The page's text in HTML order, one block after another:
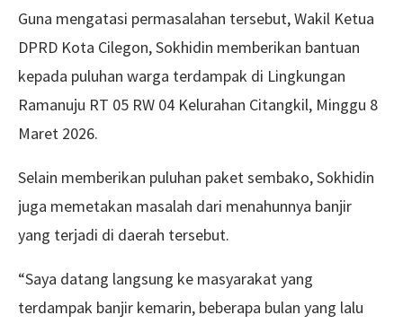
Guna mengatasi permasalahan tersebut, Wakil Ketua
DPRD Kota Cilegon, Sokhidin memberikan bantuan
kepada puluhan warga terdampak di Lingkungan
Ramanuju RT 05 RW 04 Kelurahan Citangkil, Minggu 8
Maret 2026.
Selain memberikan puluhan paket sembako, Sokhidin
juga memetakan masalah dari menahunnya banjir
yang terjadi di daerah tersebut.
“Saya datang langsung ke masyarakat yang
terdampak banjir kemarin, beberapa bulan yang lalu